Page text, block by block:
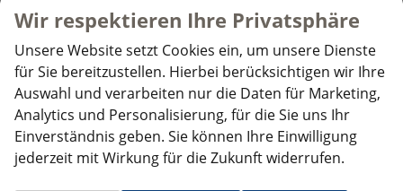
(8J3) Notbremsassistent ""Front Assist"" mit
Fußgänger- und Radfahrererkennung
(6C6) Seiten- und Kopfairbag für Fahrer und
Beifahrer, Kopfairbags für die äußeren Sitzplätze
hinten und Mittenairbag vorn
INNENAUSSTATTUNG UND KOMFORT:
Wir respektieren Ihre Privatsphäre
Unsere Website setzt Cookies ein, um unsere Dienste
für Sie bereitzustellen. Hierbei berücksichtigen wir Ihre
Auswahl und verarbeiten nur die Daten für Marketing,
Analytics und Personalisierung, für die Sie uns Ihr
Einverständnis geben. Sie können Ihre Einwilligung
jederzeit mit Wirkung für die Zukunft widerrufen.